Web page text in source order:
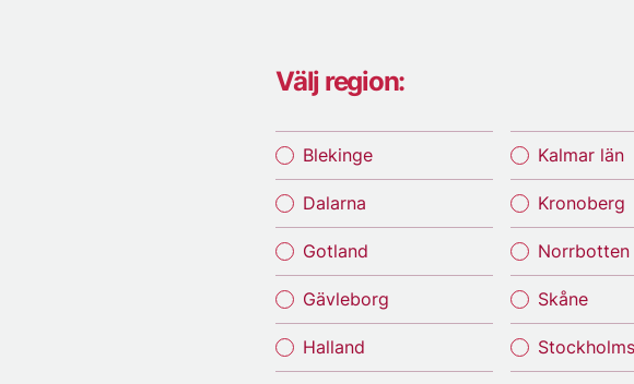
Välj region:
Blekinge
Dalarna
Gotland
Gävleborg
Halland
Kalmar län
Kronoberg
Norrbotten
Skåne